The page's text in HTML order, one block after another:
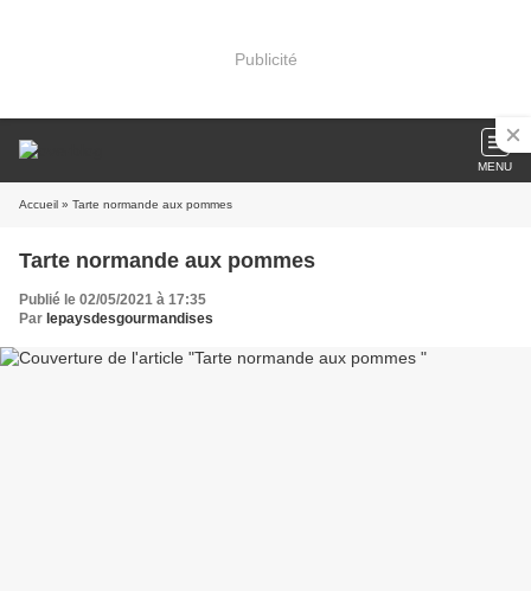
Publicité
MENU
Accueil » Tarte normande aux pommes
Tarte normande aux pommes
Publié le 02/05/2021 à 17:35
Par lepaysdesgourmandises